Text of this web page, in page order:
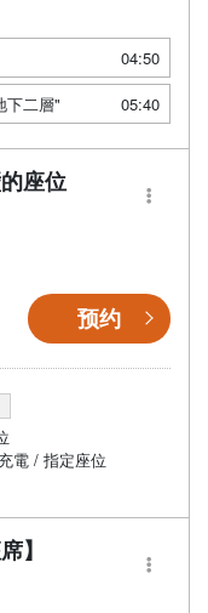
04:50
下二層"
05:40
座位
预约
電 / 指定座位
】